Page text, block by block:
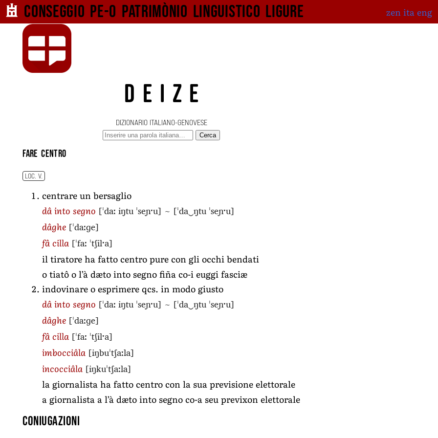
Conseggio pe-o patrimònio linguistico ligure zen ita eng
DEIZE
DIZIONARIO ITALIANO-GENOVESE
Cerca
fare centro
LOC. V.
centrare un bersaglio
dâ into segno [ˈdaː iŋtu ˈseɲˑu] ~ [ˈda‿ŋtu ˈseɲˑu]
dâghe [ˈdaːɡe]
fâ cilla [ˈfaː ˈtʃilˑa]
il tiratore ha fatto centro pure con gli occhi bendati
o tiatô o l’à dæto into segno fiña co-i euggi fasciæ
indovinare o esprimere qcs. in modo giusto
dâ into segno [ˈdaː iŋtu ˈseɲˑu] ~ [ˈda‿ŋtu ˈseɲˑu]
dâghe [ˈdaːɡe]
fâ cilla [ˈfaː ˈtʃilˑa]
imbocciâla [iŋbuˈtʃaːla]
incocciâla [iŋkuˈtʃaːla]
la giornalista ha fatto centro con la sua previsione elettorale
a giornalista a l’à dæto into segno co-a seu previxon elettorale
Coniugazioni